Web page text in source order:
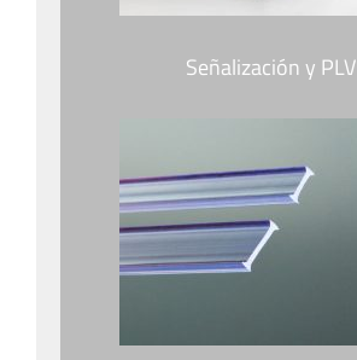
Señalización y PLV